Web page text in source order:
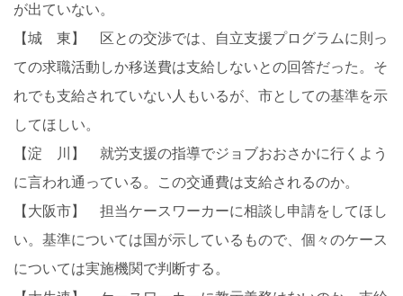
が出ていない。
【城 東】 区との交渉では、自立支援プログラムに則っ
ての求職活動しか移送費は支給しないとの回答だった。そ
れでも支給されていない人もいるが、市としての基準を示
してほしい。
【淀 川】 就労支援の指導でジョブおおさかに行くよう
に言われ通っている。この交通費は支給されるのか。
【大阪市】 担当ケースワーカーに相談し申請をしてほし
い。基準については国が示しているもので、個々のケース
については実施機関で判断する。